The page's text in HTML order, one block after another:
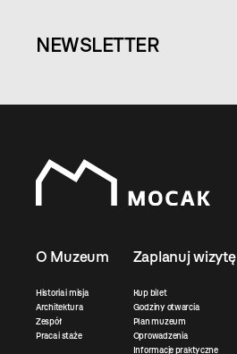
NEWSLETTER
O Muzeum
Historia i misja
Architektura
Zespół
Praca i staże
Zaplanuj wizytę
Kup bilet
Godziny otwarcia
Plan muzeum
Oprowadzenia
Informacje praktyczne